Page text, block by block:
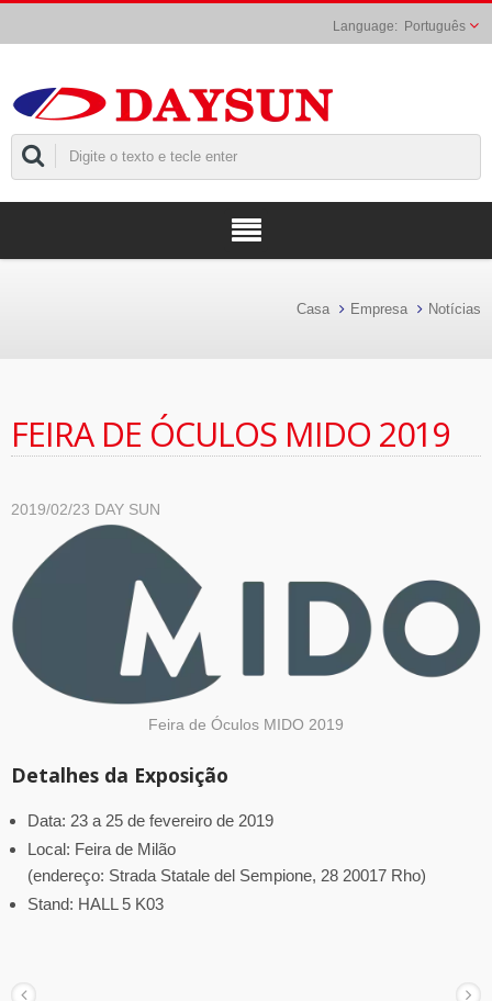
Português
Casa Empresa Notícias
FEIRA DE ÓCULOS MIDO 2019
2019/02/23 DAY SUN
Feira de Óculos MIDO 2019
Detalhes da Exposição
Data: 23 a 25 de fevereiro de 2019
Local: Feira de Milão
(endereço: Strada Statale del Sempione, 28 20017 Rho)
Stand: HALL 5 K03